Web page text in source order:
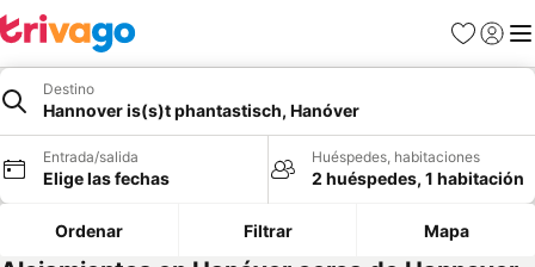
Favoritos
Iniciar
Destino
Hannover is(s)t phantastisch, Hanóver
Entrada/salida
Elige las fechas
Huéspedes, habitaciones
2 huéspedes, 1 habitación
Ordenar Filtrar Mapa